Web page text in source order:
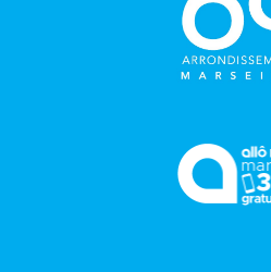
69 rue du Docteur J.
75 rue du docteur